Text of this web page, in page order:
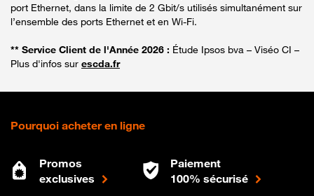
port Ethernet, dans la limite de 2 Gbit/s utilisés simultanément sur
l’ensemble des ports Ethernet et en Wi-Fi.
** Service Client de l'Année 2026 : Étude Ipsos bva – Viséo CI –
Plus d'infos sur escda.fr
Pourquoi acheter en ligne
Promos
exclusives
Paiement
100% sécurisé